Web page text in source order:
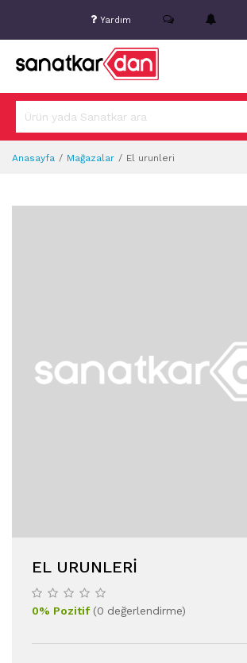
Yardım
Anasayfa Mağazalar El urunleri
EL URUNLERI
0% Pozitif(0 değerlendirme)